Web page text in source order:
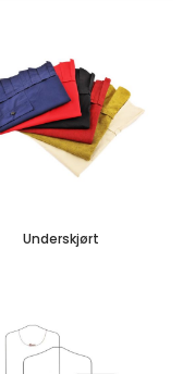
Underskjørt